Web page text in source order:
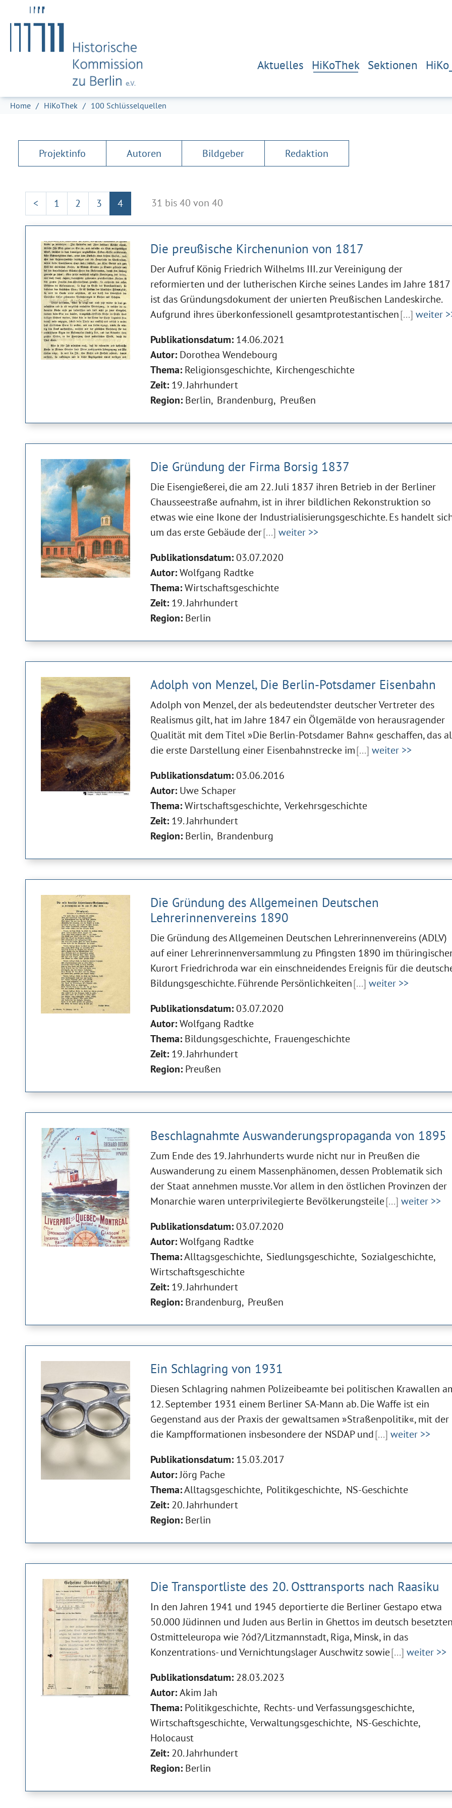
Zum Hauptinhalt springen
Skip to page footer
Aktuelles HiKoThek Sektionen
Sie sind hier:
Home HiKoThek 100 Schlüsselquellen
Projektinfo Autoren Bildgeber Redaktion
< 1 2 3 4 31 bis 40 von 40
Die preußische Kirchenunion von 1817
Der Aufruf König Friedrich Wilhelms III. zur Vereinigung der
reformierten und der lutherischen Kirche seines Landes im Jahre 1817
ist das Gründungsdokument der unierten Preußischen Landeskirche.
Aufgrund ihres überkonfessionell gesamtprotestantischen[...] weiter
Publikationsdatum:14.06.2021
Autor: Dorothea Wendebourg
Thema: Religionsgeschichte Kirchengeschichte
Zeit: 19. Jahrhundert
Region: Berlin Brandenburg Preußen
Die Gründung der Firma Borsig 1837
Die Eisengießerei, die am 22. Juli 1837 ihren Betrieb in der Berliner
Chausseestraße aufnahm, ist in ihrer bildlichen Rekonstruktion so
etwas wie eine Ikone der Industrialisierungsgeschichte. Es handelt
um das erste Gebäude der[...] weiter >>
Publikationsdatum:03.07.2020
Autor:Wolfgang Radtke
Thema: Wirtschaftsgeschichte
Zeit: 19. Jahrhundert
Region: Berlin
Adolph von Menzel, Die Berlin-Potsdamer Eisenbahn
Adolph von Menzel, der als bedeutendster deutscher Vertreter des
Realismus gilt, hat im Jahre 1847 ein Ölgemälde von herausragender
Qualität mit dem Titel »Die Berlin-Potsdamer Bahn« geschaffen, das
die erste Darstellung einer Eisenbahnstrecke im[...] weiter >>
Publikationsdatum:03.06.2016
Autor: Uwe Schaper
Thema: Wirtschaftsgeschichte Verkehrsgeschichte
Zeit: 19. Jahrhundert
Region: Berlin Brandenburg
Die Gründung des Allgemeinen Deutschen
Lehrerinnenvereins 1890
Die Gründung des Allgemeinen Deutschen Lehrerinnenvereins (ADLV)
auf einer Lehrerinnenversammlung zu Pfingsten 1890 im
Kurort Friedrichroda war ein einschneidendes Ereignis für die
Bildungsgeschichte. Führende Persönlichkeiten[...] weiter >>
Publikationsdatum:03.07.2020
Autor:Wolfgang Radtke
Thema: Bildungsgeschichte Frauengeschichte
Zeit: 19. Jahrhundert
Region: Preußen
Beschlagnahmte Auswanderungspropaganda von 1895
Zum Ende des 19. Jahrhunderts wurde nicht nur in Preußen die
Auswanderung zu einem Massenphänomen, dessen Problematik sich
der Staat annehmen musste. Vor allem in den östlichen Provinzen der
Monarchie waren unterprivilegierte Bevölkerungsteile[...] weiter >>
Publikationsdatum:03.07.2020
Autor:Wolfgang Radtke
Thema: Alltagsgeschichte Siedlungsgeschichte Sozialgeschichte
Wirtschaftsgeschichte
Zeit: 19. Jahrhundert
Region: Brandenburg Preußen
Ein Schlagring von 1931
Diesen Schlagring nahmen Polizeibeamte bei politischen Krawallen
12. September 1931 einem Berliner SA-Mann ab. Die Waffe ist ein
Gegenstand aus der Praxis der gewaltsamen »Straßenpolitik«, mit der
die Kampfformationen insbesondere der NSDAP und[...] weiter >>
Publikationsdatum:15.03.2017
Autor: Jörg Pache
Thema: Alltagsgeschichte Politikgeschichte NS-Geschichte
Zeit: 20. Jahrhundert
Region: Berlin
Die Transportliste des 20. Osttransports nach Raasiku
In den Jahren 1941 und 1945 deportierte die Berliner Gestapo etwa
50.000 Jüdinnen und Juden aus Berlin in Ghettos im deutsch
Ostmitteleuropa wie ?ód?/Litzmannstadt, Riga, Minsk, in das
Konzentrations- und Vernichtungslager Auschwitz sowie[...] weiter >>
Publikationsdatum:28.03.2023
Autor: Akim Jah
Thema: Politikgeschichte Rechts- und Verfassungsgeschichte
Wirtschaftsgeschichte Verwaltungsgeschichte NS-Geschichte
Holocaust
Zeit: 20. Jahrhundert
Region: Berlin